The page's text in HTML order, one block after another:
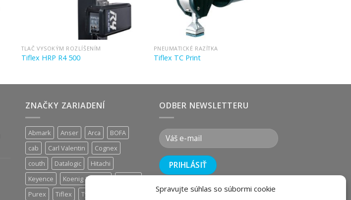
Spravujte súhlas so súbormi cookie
TLAČ VYSOKÝM ROZLÍŠENÍM
Tiflex HRP R4 500
PNEUMATICKÉ RAZÍTKA
Tiflex TC Print
ZNAČKY ZARIADENÍ
Abmark Anser Arca
BOFA
cab
Carl Valentin
Cognex
couth
Datalogic
Hitachi
Keyence
Koenig & Bauer
Purex
Tiflex Tykma
ODBER NEWSLETTERU